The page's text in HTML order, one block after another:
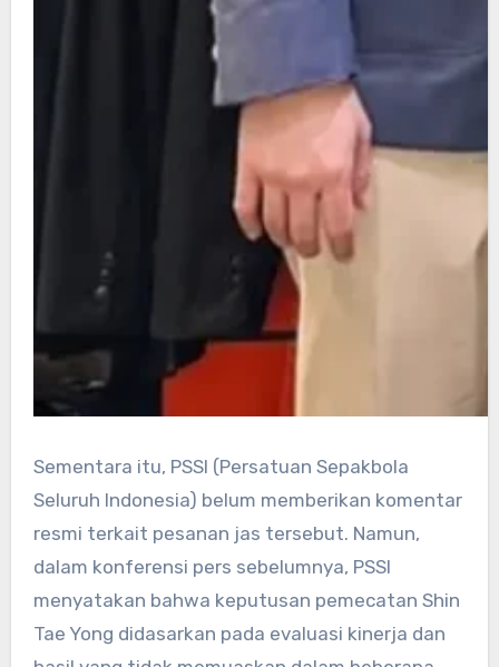
Sementara itu, PSSI (Persatuan Sepakbola
Seluruh Indonesia) belum memberikan komentar
resmi terkait pesanan jas tersebut. Namun,
dalam konferensi pers sebelumnya, PSSI
menyatakan bahwa keputusan pemecatan Shin
Tae Yong didasarkan pada evaluasi kinerja dan